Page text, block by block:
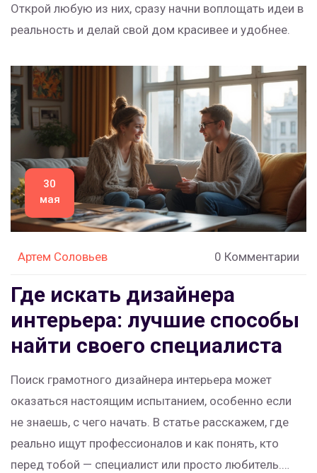
Открой любую из них, сразу начни воплощать идеи в
реальность и делай свой дом красивее и удобнее.
30
мая
Артем Соловьев 0 Комментарии
Где искать дизайнера
интерьера: лучшие способы
найти своего специалиста
Поиск грамотного дизайнера интерьера может
оказаться настоящим испытанием, особенно если
не знаешь, с чего начать. В статье расскажем, где
реально ищут профессионалов и как понять, кто
перед тобой — специалист или просто любитель.